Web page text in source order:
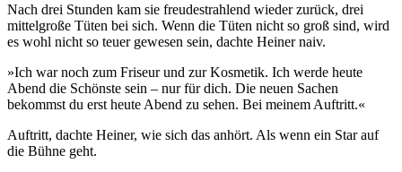
Nach drei Stunden kam sie freudestrahlend wieder zurück, drei
mittelgroße Tüten bei sich. Wenn die Tüten nicht so groß sind, wird
es wohl nicht so teuer gewesen sein, dachte Heiner naiv.
»Ich war noch zum Friseur und zur Kosmetik. Ich werde heute
Abend die Schönste sein – nur für dich. Die neuen Sachen
bekommst du erst heute Abend zu sehen. Bei meinem Auftritt.«
Auftritt, dachte Heiner, wie sich das anhört. Als wenn ein Star auf
die Bühne geht.